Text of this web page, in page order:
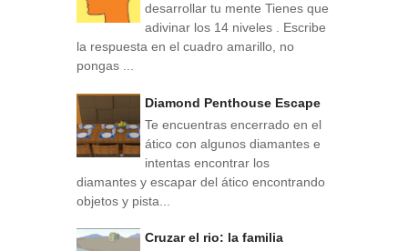
desarrollar tu mente Tienes que
adivinar los 14 niveles . Escribe
la respuesta en el cuadro amarillo, no
pongas ...
Diamond Penthouse Escape
Te encuentras encerrado en el
ático con algunos diamantes e
intentas encontrar los
diamantes y escapar del ático encontrando
objetos y pista...
Cruzar el rio: la familia